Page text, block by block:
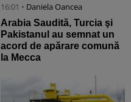
16:01 • Daniela Oancea
Arabia Saudită, Turcia şi
Pakistanul au semnat un
acord de apărare comună
la Mecca